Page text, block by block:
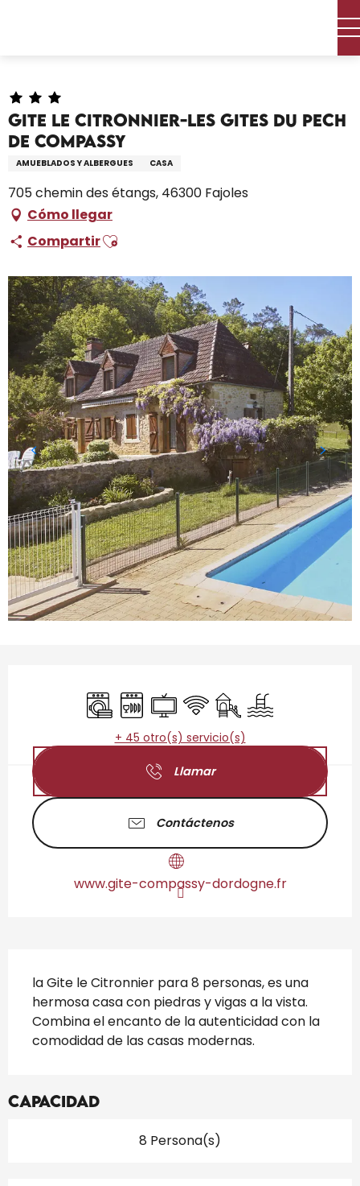
Gite Le Citronnier-Les gites du Pech
de Compassy
AMUEBLADOS Y ALBERGUES CASA
705 chemin des étangs, 46300 Fajoles
Cómo llegar
CompartirAjouter aux favoris
LavadoraLavavajillas
Televisión
Wifi Juegos infantiles /
Piscina
+ 45 otro(s) servicio(s)
Llamar
Contáctenos
www.gite-compassy-dordogne.fr
la Gite le Citronnier para 8 personas, es una
hermosa casa con piedras y vigas a la vista.
Combina el encanto de la autenticidad con la
comodidad de las casas modernas.
Capacidad
8 Persona(s)